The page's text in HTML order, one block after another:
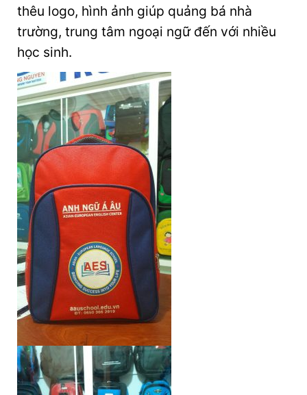
thêu logo, hình ảnh giúp quảng bá nhà
trường, trung tâm ngoại ngữ đến với nhiều
học sinh.